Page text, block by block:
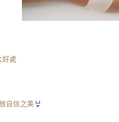
好處
自信之美